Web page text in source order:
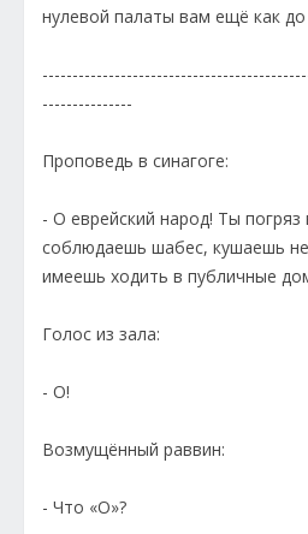
нулевой палаты вам ещё как
---------------
Проповедь в синагоге:
- О еврейский народ! Ты погряз
соблюдаешь шабес, кушаешь
имеешь ходить в публичные
Голос из зала:
- О!
Возмущённый раввин:
- Что «О»?